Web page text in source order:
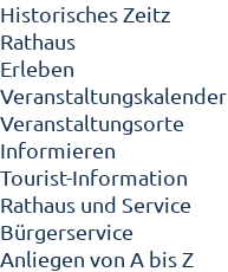
Historisches Zeitz
Rathaus
Erleben
Veranstaltungskalender
Veranstaltungsorte
Informieren
Tourist-Information
Rathaus und Service
Bürgerservice
Anliegen von A bis Z